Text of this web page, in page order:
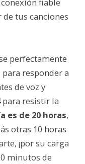
fiable
tus canciones
perfectamente
responder a
de voz y
para resistir la
es de 20 horas,
otras 10 horas
¡por su carga
minutos de